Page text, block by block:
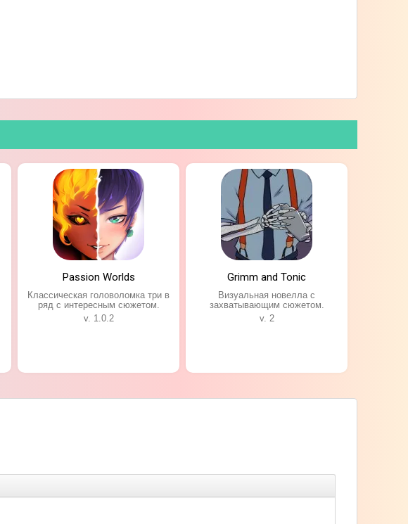
Passion Worlds
Классическая головоломка три в
ряд с интересным сюжетом.
v. 1.0.2
Grimm and Tonic
Визуальная новелла с
захватывающим сюжетом.
v. 2